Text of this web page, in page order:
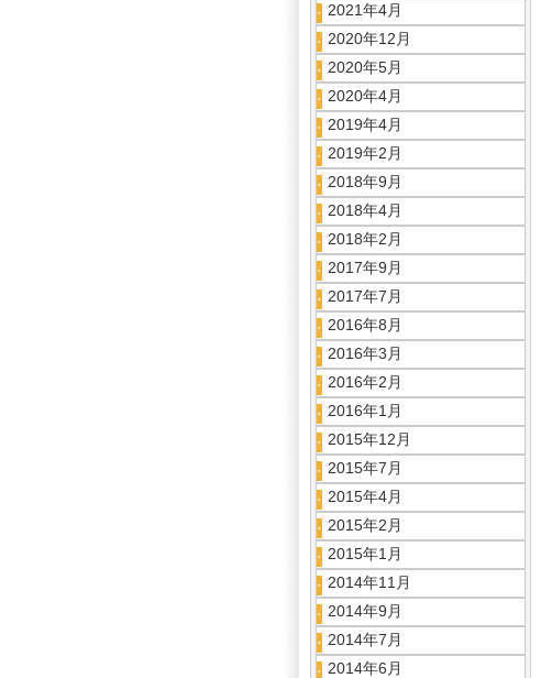
2021年4月
2020年12月
2020年5月
2020年4月
2019年4月
2019年2月
2018年9月
2018年4月
2018年2月
2017年9月
2017年7月
2016年8月
2016年3月
2016年2月
2016年1月
2015年12月
2015年7月
2015年4月
2015年2月
2015年1月
2014年11月
2014年9月
2014年7月
2014年6月